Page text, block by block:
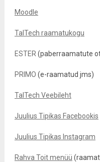
Moodle
TalTech raamatukogu
ESTER (paberraamatute
PRIMO (e-raamatud jms)
TalTech Veebileht
Juulius Tipikas Facebookis
Juulius Tipikas Instagram
Rahva Toit menüü